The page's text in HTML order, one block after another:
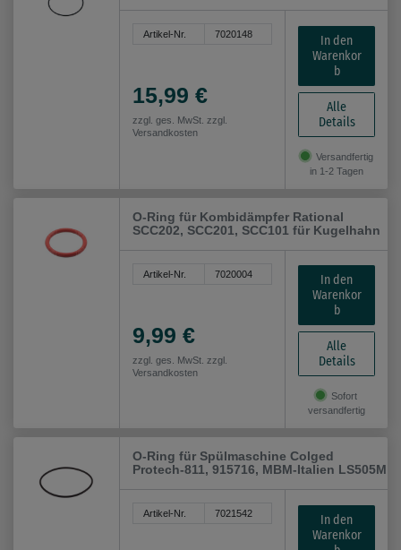
Artikel-Nr. 7020148
15,99 €
zzgl. ges. MwSt. zzgl.
Versandkosten
In den
Warenkor
b
Alle
Details
Versandfertig
in 1-2 Tagen
O-Ring für Kombidämpfer Rational
SCC202, SCC201, SCC101 für Kugelhahn
Artikel-Nr. 7020004
9,99 €
zzgl. ges. MwSt. zzgl.
Versandkosten
In den
Warenkor
b
Alle
Details
Sofort
versandfertig
O-Ring für Spülmaschine Colged
Protech-811, 915716, MBM-Italien LS505M
Artikel-Nr. 7021542
In den
Warenkor